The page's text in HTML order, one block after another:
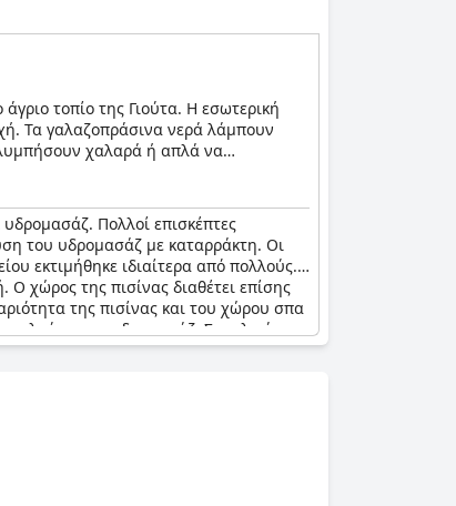
τοπίο της Γιούτα. Η εσωτερική
Τα γαλαζοπράσινα νερά λάμπουν
χαλαρά ή απλά να
που αναζητούν ένα ζεστό,
μια αναζωογονητική
του ξενοδοχείου. Η φιλόξενη πισίνα
αντικατοπτρίζοντας την αρμονία
Πολλοί επισκέπτες
του υδρομασάζ με καταρράκτη. Οι
εκτιμήθηκε ιδιαίτερα από πολλούς.
χώρος της πισίνας διαθέτει επίσης
της πισίνας και του χώρου σπα
το υδρομασάζ. Συνολικά,
που επιθυμούν να χαλαρώσουν και να